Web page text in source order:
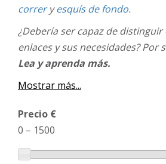
correryesquís de fondo.
¿Debería ser capaz de
enlaces y sus necesidades? Por
Lea y aprenda más.
Mostrar más...
Precio €
0 – 1500